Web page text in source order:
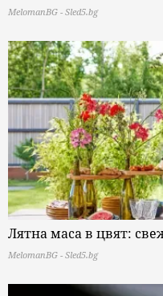
MelomanBG - Sled5.bg
Лятна маса в цвят:
MelomanBG - Sled5.bg